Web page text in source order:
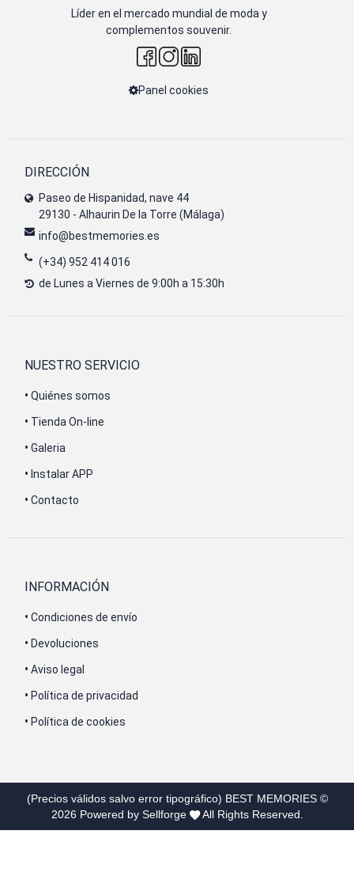
Líder en el mercado mundial de moda y
complementos souvenir.
Panel cookies
DIRECCIÓN
Paseo de Hispanidad, nave 44
29130 - Alhaurin De la Torre (Málaga)
info@bestmemories.es
(+34) 952 414 016
de Lunes a Viernes de 9:00h a 15:30h
NUESTRO SERVICIO
• Quiénes somos
• Tienda On-line
• Galeria
• Instalar APP
• Contacto
INFORMACIÓN
• Condiciones de envío
• Devoluciones
• Aviso legal
• Política de privacidad
• Política de cookies
(Precios válidos salvo error tipográfico) BEST MEMORIES©
2026 Powered by Sellforge All Rights Reserved.